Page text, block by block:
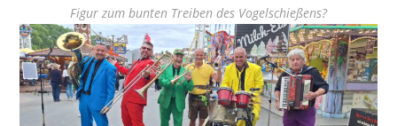
Figur zum bunten Treiben des Vogelschießens?